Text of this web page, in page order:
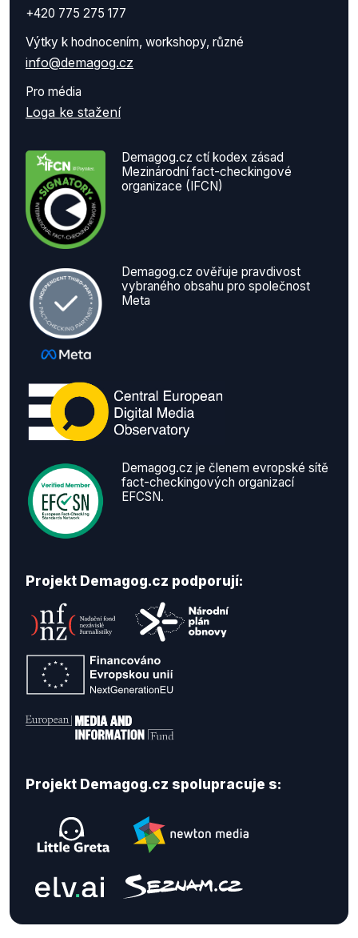
+420 775 275 177
Výtky k hodnocením, workshopy, různé
info@demagog.cz
Pro média
Loga ke stažení
Demagog.cz ctí kodex zásad
Mezinárodní fact-checkingové
organizace (IFCN)
Demagog.cz ověřuje pravdivost
vybraného obsahu pro společnost
Meta
Demagog.cz je členem evropské sítě
fact-checkingových organizací
EFCSN.
Projekt Demagog.cz podporují:
Projekt Demagog.cz spolupracuje s: